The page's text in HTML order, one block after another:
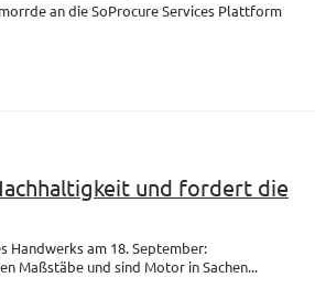
an die SoProcure Services Plattform
und fordert die
Handwerks am 18. September:
Maßstäbe und sind Motor in Sachen...